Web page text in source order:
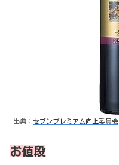
出典： セブンプレミアム向上委員会
お値段